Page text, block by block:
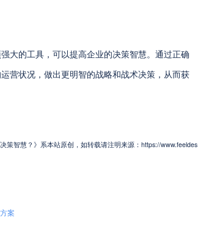
大的工具，可以提高企业的决策智慧。通过正确
营状况，做出更明智的战略和战术决策，从而获
策智慧？》系本站原创，如转载请注明来源：https://www.feeldes
案